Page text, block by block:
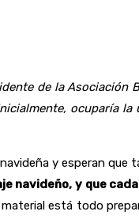
de la Asociación
ocuparía
y esperan que
navideño, y que
está todo